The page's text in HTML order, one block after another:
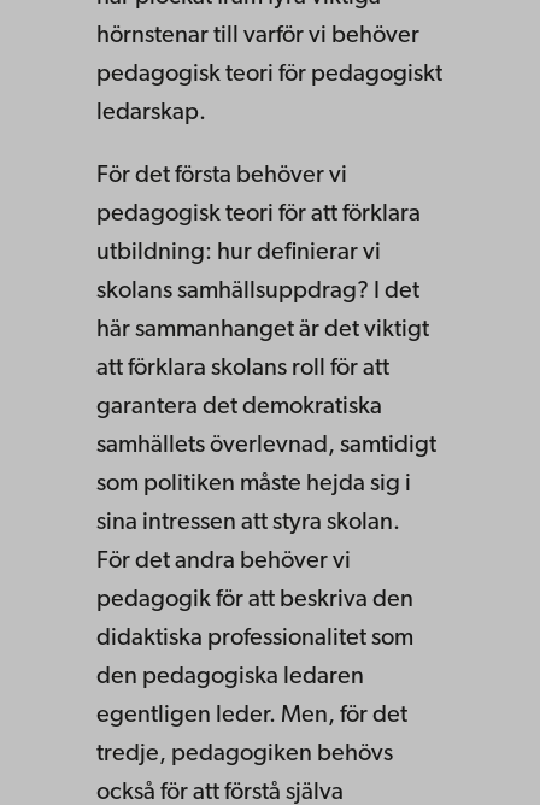
hörnstenar till varför vi behöver
pedagogisk teori för pedagogiskt
ledarskap.
För det första behöver vi
pedagogisk teori för att förklara
utbildning: hur definierar vi
skolans samhällsuppdrag? I det
här sammanhanget är det viktigt
att förklara skolans roll för att
garantera det demokratiska
samhällets överlevnad, samtidigt
som politiken måste hejda sig i
sina intressen att styra skolan.
För det andra behöver vi
pedagogik för att beskriva den
didaktiska professionalitet som
den pedagogiska ledaren
egentligen leder. Men, för det
tredje, pedagogiken behövs
också för att förstå själva